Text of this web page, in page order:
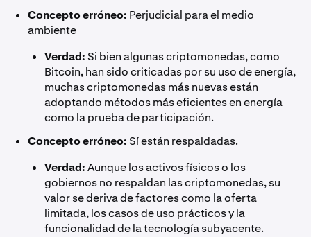
Concepto erróneo: Perjudicial para el medio
ambiente
Verdad:Si bien algunas criptomonedas, como
Bitcoin, han sido criticadas por su uso de energía,
muchas criptomonedas más nuevas están
adoptando métodos más eficientes en energía
como la prueba de participación.
Concepto erróneo:Sí están respaldadas.
Verdad:Aunque los activos físicos o los
gobiernos no respaldan las criptomonedas, su
valor se deriva de factores como la oferta
limitada, los casos de uso prácticos y la
funcionalidad de la tecnología subyacente.